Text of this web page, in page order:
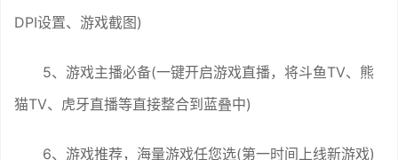
DPI设置、游戏截图)
5、游戏主播必备(一键开启游戏直播，将斗鱼TV、熊
猫TV、虎牙直播等直接整合到蓝叠中)
6、游戏推荐，海量游戏任您选(第一时间上线新游戏)